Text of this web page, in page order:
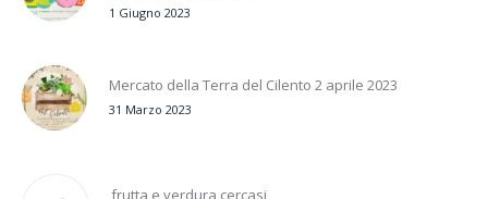
1 Giugno 2023
Mercato della Terra del Cilento 2 aprile 2023
31 Marzo 2023
frutta e verdura cercasi